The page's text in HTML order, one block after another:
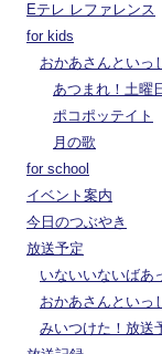
Eテレ レファレンス
for kids
おかあさんといっ
あつまれ！土曜
ポコポッテイト
月の歌
for school
イベント案内
今日のつぶやき
放送予定
いないいないばあ
おかあさんといっ
みいつけた！放送